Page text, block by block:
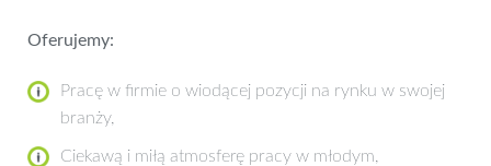
Oferujemy:
Pracę w firmie o wiodącej pozycji na rynku w swojej
branży,
Ciekawą i miłą atmosferę pracy w młodym,